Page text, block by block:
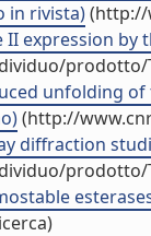
in rivista)(http://
expression
prodotto/
unfolding
(http://
diffraction
prodotto/